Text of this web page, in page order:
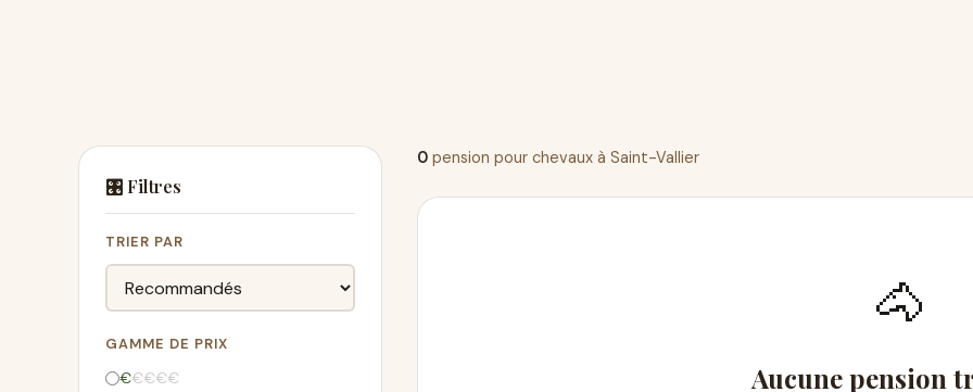
🎛️ Filtres
TRIER PAR
GAMME DE PRIX
€€€€€
0 pension pour chevaux à Saint-Vallier
🐴
Aucune pension